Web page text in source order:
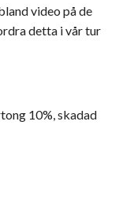
video på de
detta i vår tur
10%, skadad